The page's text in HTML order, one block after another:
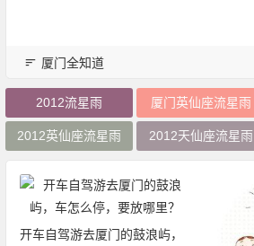
厦门全知道
2012流星雨 厦门英仙座流星雨
2012英仙座流星雨 2012天仙座流星雨
开车自驾游去厦门的鼓浪屿，